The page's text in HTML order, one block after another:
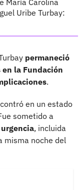
Uribe Turbay:
permaneció
la Fundación
.
en un estado
sometido a
, incluida
misma noche del